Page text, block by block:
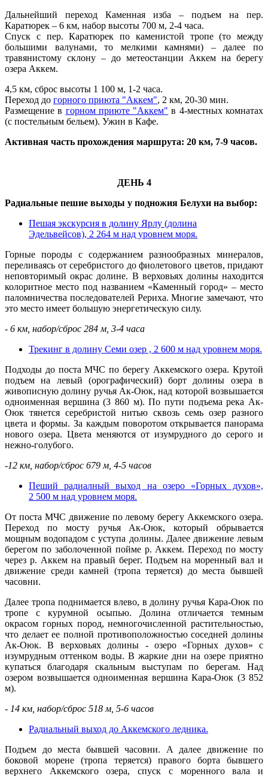
Дальнейший переход Каменная изба – подъем на пер.
Каратюрек – 6 км, набор высоты 700 м, 2-4 часа.
Спуск с пер. Каратюрек по каменистой тропе (то между
большими валунами, то мелкими камнями) – далее по
травянистому склону – до метеостанции Аккем на берегу
озера Аккем.
4,5 км, сброс высоты 1 100 м, 1-2 часа.
Переход до горного приюта "Аккем", 2 км, 20-30 мин.
Размещение в горном приюте "Аккем" в 4-местных комнатах
(с постельным бельем). Ужин в Кафе.
Активная часть прохождения маршрута: 20 км, 7-9 часов.
ДЕНЬ 4
Радиальные пешие выходы у подножия Белухи на выбор:
Пешая экскурсия в долину Ярлу (долина
Эдельвейсов), 2 264 м над уровнем моря.
Горные породы с содержанием разнообразных минералов,
переливаясь от серебристого до фиолетового цветов, придают
неповторимый окрас долине. В верховьях долины находится
колоритное место под названием «Каменный город» – место
паломничества последователей Рериха. Многие замечают, что
это место имеет большую энергетическую силу.
- 6 км, набор/сброс 284 м, 3-4 часа
Трекинг в долину Семи озер , 2 600 м над уровнем моря.
Подходы до поста МЧС по берегу Аккемского озера. Крутой
подъем на левый (орографический) борт долины озера в
живописную долину ручья Ак-Оюк, над которой возвышается
одноименная вершина (3 860 м). По пути подъема река Ак-
Оюк тянется серебристой нитью сквозь семь озер разного
цвета и формы. За каждым поворотом открывается панорама
нового озера. Цвета меняются от изумрудного до серого и
нежно-голубого.
-12 км, набор/сброс 679 м, 4-5 часов
Пеший радиалный выход на озеро «Горных духов»,
2 500 м над уровнем моря.
От поста МЧС движение по левому берегу Аккемского озера.
Переход по мосту ручья Ак-Оюк, который обрывается
мощным водопадом с уступа долины. Далее движение левым
берегом по заболоченной пойме р. Аккем. Переход по мосту
через р. Аккем на правый берег. Подъем на моренный вал и
движение среди камней (тропа теряется) до места бывшей
часовни.
Далее тропа поднимается влево, в долину ручья Кара-Оюк по
тропе с курумной осыпью. Долина отличается темным
окрасом горных пород, немногочисленной растительностью,
что делает ее полной противоположностью соседней долины
Ак-Оюк. В верховьях долины - озеро «Горных духов» с
изумрудным оттенком воды. В жаркие дни на озере приятно
купаться благодаря скальным выступам по берегам. Над
озером возвышается одноименная вершина Кара-Оюк (3 852
м).
- 14 км, набор/сброс 518 м, 5-6 часов
Радиальный выход до Аккемского ледника.
Подъем до места бывшей часовни. А далее движение по
боковой морене (тропа теряется) правого борта бывшего
верхнего Аккемского озера, спуск с моренного вала и